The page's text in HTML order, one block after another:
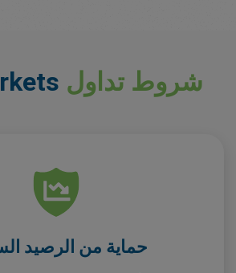
شروط تداول
حماية من الرصيد